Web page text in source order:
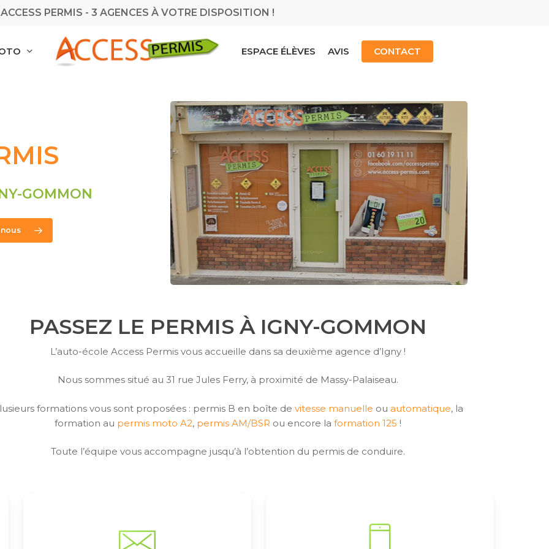
ACCESS PERMIS - 3 AGENCES À VOTRE DISPOSITION !
ESPACE ÉLÈVES AVIS CONTACT
GOMMON
PASSEZ LE PERMIS À IGNY-GOMMON
L’auto-école Access Permis vous accueille dans sa deuxième agence d’Igny !
Nous sommes situé au 31 rue Jules Ferry, à proximité de Massy-Palaiseau.
formations vous sont proposées : permis B en boîte devitesse manuelle ou automatique, la
formation au permis moto A2, permis AM/BSR ou encore laformation 125 !
Toute l’équipe vous accompagne jusqu’à l’obtention du permis de conduire.